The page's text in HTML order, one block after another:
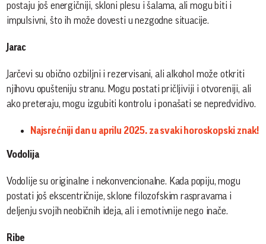
postaju još energičniji, skloni plesu i šalama, ali mogu biti i
impulsivni, što ih može dovesti u nezgodne situacije.
Jarac
Jarčevi su obično ozbiljni i rezervisani, ali alkohol može otkriti
njihovu opušteniju stranu. Mogu postati pričljiviji i otvoreniji, ali
ako preteraju, mogu izgubiti kontrolu i ponašati se nepredvidivo. ​
Najsrećniji dan u aprilu 2025. za svaki horoskopski znak!
Vodolija
Vodolije su originalne i nekonvencionalne. Kada popiju, mogu
postati još ekscentričnije, sklone filozofskim raspravama i
deljenju svojih neobičnih ideja, ali i emotivnije nego inače. ​
Ribe